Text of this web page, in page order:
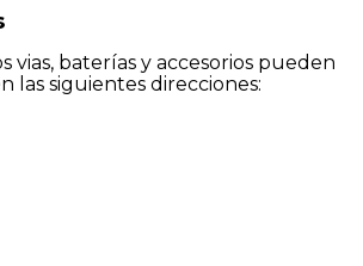
vias, baterías y accesorios pueden
las siguientes direcciones: